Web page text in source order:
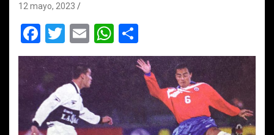
12 mayo, 2023
F
a
ce
b
o
T
wi
tt
er
E
m
ail
W
h
at
s
A
o
m
p
ar